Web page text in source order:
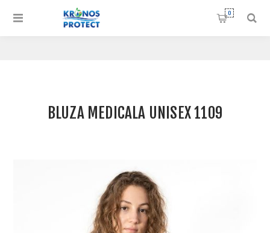
0
BLUZA MEDICALA UNISEX 1109